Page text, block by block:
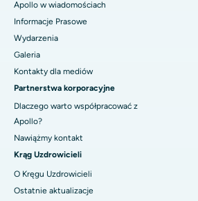
Apollo w wiadomościach
Informacje Prasowe
Wydarzenia
Galeria
Kontakty dla mediów
Partnerstwa korporacyjne
Dlaczego warto współpracować z
Apollo?
Nawiążmy kontakt
Krąg Uzdrowicieli
O Kręgu Uzdrowicieli
Ostatnie aktualizacje